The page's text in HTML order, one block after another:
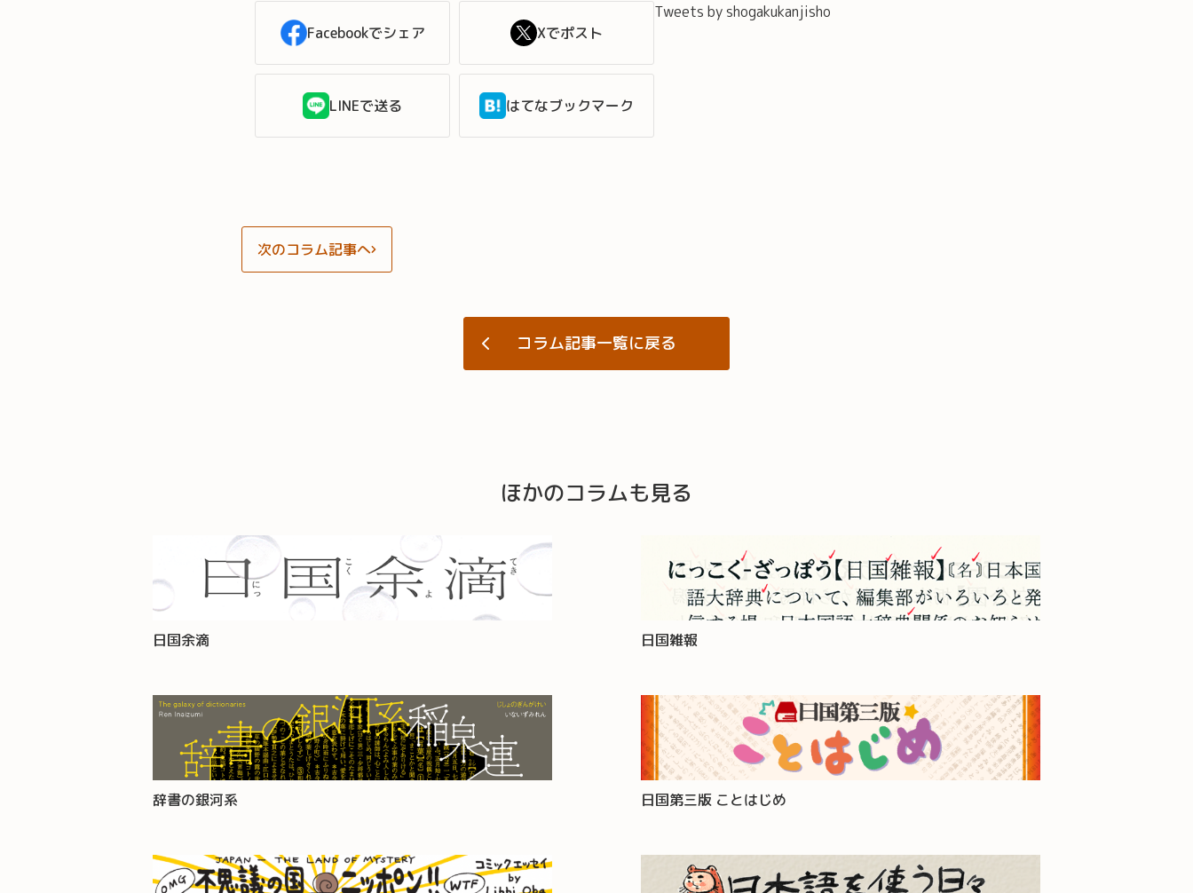
Facebookでシェア Xでポスト
LINEで送る はてなブックマーク
Tweets by shogakukanjisho
次のコラム記事へ
コラム記事一覧に戻る
ほかのコラムも見る
日国余滴 日国雑報
辞書の銀河系 日国第三版 ことはじめ